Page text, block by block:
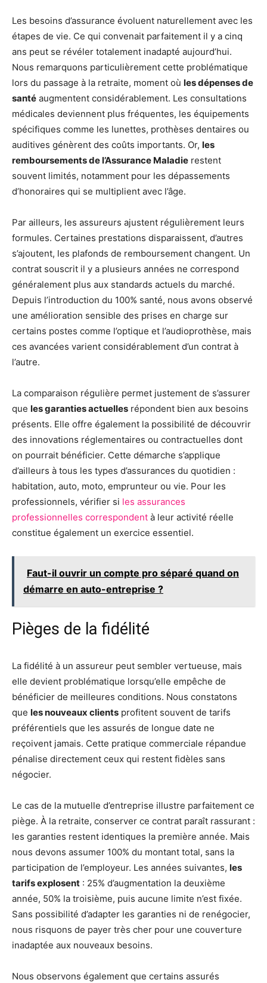
Les besoins d’assurance évoluent naturellement avec les
étapes de vie. Ce qui convenait parfaitement il y a cinq
ans peut se révéler totalement inadapté aujourd’hui.
Nous remarquons particulièrement cette problématique
lors du passage à la retraite, moment où les dépenses de
santé augmentent considérablement. Les consultations
médicales deviennent plus fréquentes, les équipements
spécifiques comme les lunettes, prothèses dentaires ou
auditives génèrent des coûts importants. Or, les
remboursements de l’Assurance Maladie restent
souvent limités, notamment pour les dépassements
d’honoraires qui se multiplient avec l’âge.
Par ailleurs, les assureurs ajustent régulièrement leurs
formules. Certaines prestations disparaissent, d’autres
s’ajoutent, les plafonds de remboursement changent. Un
contrat souscrit il y a plusieurs années ne correspond
généralement plus aux standards actuels du marché.
Depuis l’introduction du 100% santé, nous avons observé
une amélioration sensible des prises en charge sur
certains postes comme l’optique et l’audioprothèse, mais
ces avancées varient considérablement d’un contrat à
l’autre.
La comparaison régulière permet justement de s’assurer
que les garanties actuelles répondent bien aux besoins
présents. Elle offre également la possibilité de découvrir
des innovations réglementaires ou contractuelles dont
on pourrait bénéficier. Cette démarche s’applique
d’ailleurs à tous les types d’assurances du quotidien :
habitation, auto, moto, emprunteur ou vie. Pour les
professionnels, vérifier si les assurances
professionnelles correspondent à leur activité réelle
constitue également un exercice essentiel.
Faut-il ouvrir un compte pro séparé quand on
démarre en auto-entreprise ?
Pièges de la fidélité
La fidélité à un assureur peut sembler vertueuse, mais
elle devient problématique lorsqu’elle empêche de
bénéficier de meilleures conditions. Nous constatons
que les nouveaux clients profitent souvent de tarifs
préférentiels que les assurés de longue date ne
reçoivent jamais. Cette pratique commerciale répandue
pénalise directement ceux qui restent fidèles sans
négocier.
Le cas de la mutuelle d’entreprise illustre parfaitement ce
piège. À la retraite, conserver ce contrat paraît rassurant :
les garanties restent identiques la première année. Mais
nous devons assumer 100% du montant total, sans la
participation de l’employeur. Les années suivantes, les
tarifs explosent : 25% d’augmentation la deuxième
année, 50% la troisième, puis aucune limite n’est fixée.
Sans possibilité d’adapter les garanties ni de renégocier,
nous risquons de payer très cher pour une couverture
inadaptée aux nouveaux besoins.
Nous observons également que certains assurés